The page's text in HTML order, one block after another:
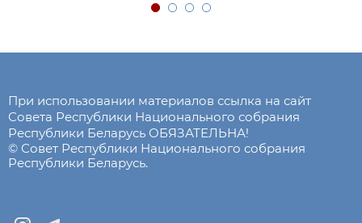
При использовании материалов ссылка на сайт
Совета Республики Национального собрания
Республики Беларусь ОБЯЗАТЕЛЬНА!
© Совет Республики Национального собрания
Республики Беларусь.